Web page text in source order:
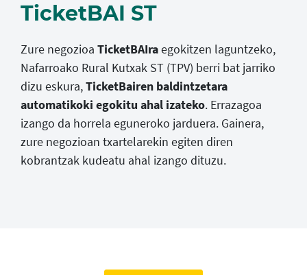
TicketBAI ST
Zure negozioa TicketBAIraegokitzen laguntzeko,
Nafarroako Rural Kutxak ST (TPV) berri bat jarriko
dizu eskura,TicketBairen baldintzetara
automatikoki egokitu ahal izateko. Errazagoa
izango da horrela eguneroko jarduera. Gainera,
zure negozioan txartelarekin egiten diren
kobrantzak kudeatu ahal izango dituzu.